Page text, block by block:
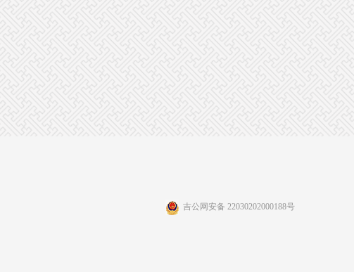
吉公网安备 22030202000188号